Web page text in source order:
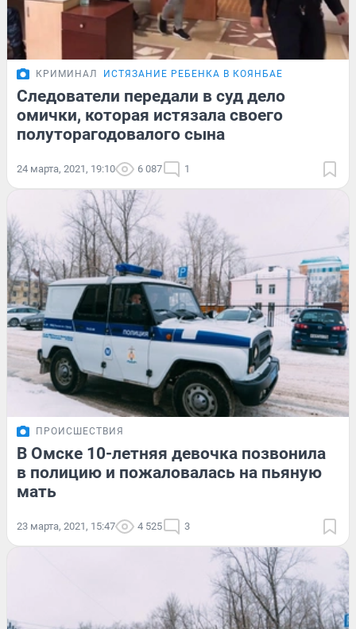
КРИМИНАЛ ИСТЯЗАНИЕ РЕБЕНКА В КОЯНБАЕ
Следователи передали в суд дело
омички, которая истязала своего
полуторагодовалого сына
24 марта, 2021, 19:10 6 087 1
ПРОИСШЕСТВИЯ
В Омске 10-летняя девочка позвонила
в полицию и пожаловалась на пьяную
мать
23 марта, 2021, 15:47 4 525 3